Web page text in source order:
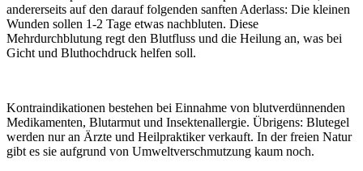
andererseits auf den darauf folgenden sanften Aderlass: Die kleinen
Wunden sollen 1-2 Tage etwas nachbluten. Diese
Mehrdurchblutung regt den Blutfluss und die Heilung an, was bei
Gicht und Bluthochdruck helfen soll.
Kontraindikationen bestehen bei Einnahme von blutverdünnenden
Medikamenten, Blutarmut und Insektenallergie. Übrigens: Blutegel
werden nur an Ärzte und Heilpraktiker verkauft. In der freien Natur
gibt es sie aufgrund von Umweltverschmutzung kaum noch.